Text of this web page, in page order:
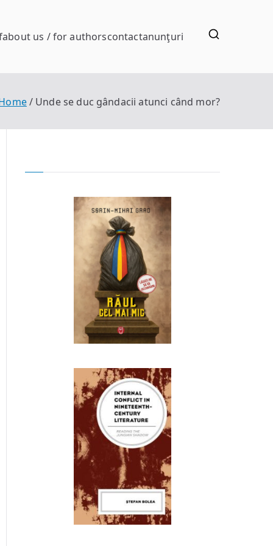
about us / for authorscontactanunţuri
Unde se duc gândacii atunci când mor?